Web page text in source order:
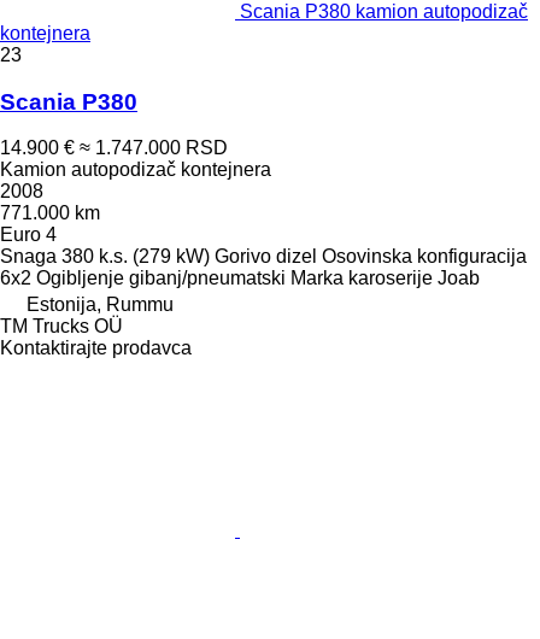
Scania P380 kamion autopodizač
kontejnera
23
Scania P380
14.900 € ≈ 1.747.000 RSD
Kamion autopodizač kontejnera
2008
771.000 km
Euro 4
Snaga 380 k.s. (279 kW) Gorivo dizel Osovinska konfiguracija
6x2 Ogibljenje gibanj/pneumatski Marka karoserije Joab
Estonija, Rummu
TM Trucks OÜ
Kontaktirajte prodavca